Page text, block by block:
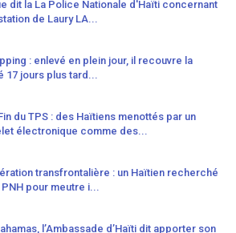
dit la La Police Nationale d'Haïti concernant
de Laury LA...
: enlevé en plein jour, il recouvre la
17 jours plus tard...
du TPS : des Haïtiens menottés par un
électronique comme des...
transfrontalière : un Haïtien recherché
PNH pour meutre i...
l’Ambassade d’Haïti dit apporter son